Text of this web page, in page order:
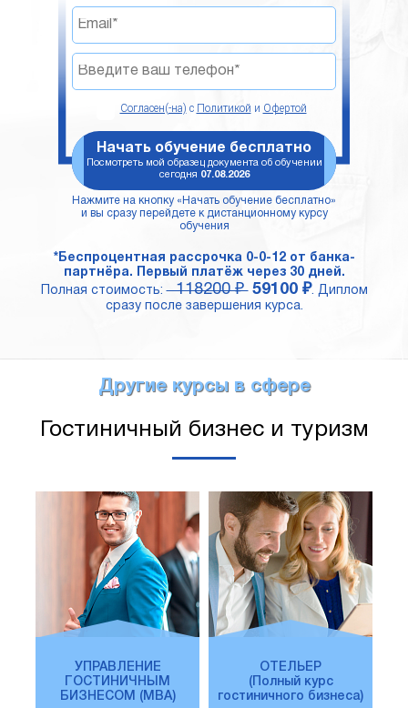
Согласен(-на) с Политикой и Офертой
Начать обучение бесплатно
Посмотреть мой образец документа об обучении
сегодня 07.08.2026
Нажмите на кнопку «Начать обучение бесплатно»
и вы сразу перейдете к дистанционному курсу
обучения
*Беспроцентная рассрочка 0-0-12 от банка-
партнёра. Первый платёж через 30 дней.
Полная стоимость:118200 ₽ 59100 ₽. Диплом
сразу после завершения курса.
Другие курсы в сфере
Гостиничный бизнес и туризм
УПРАВЛЕНИЕ
ГОСТИНИЧНЫМ
БИЗНЕСОМ (MBA)
ОТЕЛЬЕР
(Полный курс
гостиничного бизнеса)